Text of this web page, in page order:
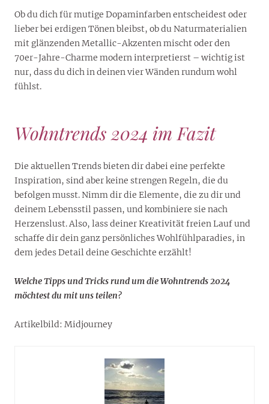
Ob du dich für mutige Dopaminfarben entscheidest oder
lieber bei erdigen Tönen bleibst, ob du Naturmaterialien
mit glänzenden Metallic-Akzenten mischt oder den
70er-Jahre-Charme modern interpretierst – wichtig ist
nur, dass du dich in deinen vier Wänden rundum wohl
fühlst.
Wohntrends 2024 im Fazit
Die aktuellen Trends bieten dir dabei eine perfekte
Inspiration, sind aber keine strengen Regeln, die du
befolgen musst. Nimm dir die Elemente, die zu dir und
deinem Lebensstil passen, und kombiniere sie nach
Herzenslust. Also, lass deiner Kreativität freien Lauf und
schaffe dir dein ganz persönliches Wohlfühlparadies, in
dem jedes Detail deine Geschichte erzählt!
Welche Tipps und Tricks rund um die Wohntrends 2024
möchtest du mit uns teilen?
Artikelbild: Midjourney